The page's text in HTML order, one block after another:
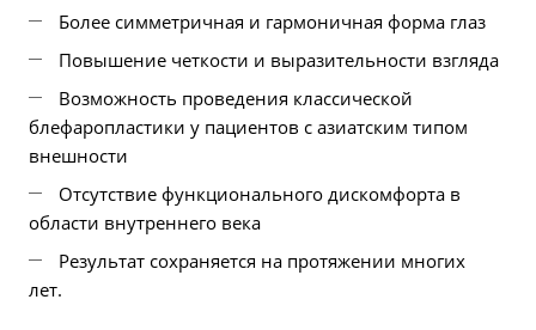
Более симметричная и гармоничная форма глаз
Повышение четкости и выразительности взгляда
Возможность проведения классической
блефаропластики у пациентов с азиатским типом
внешности
Отсутствие функционального дискомфорта в
области внутреннего века
Результат сохраняется на протяжении многих
лет.